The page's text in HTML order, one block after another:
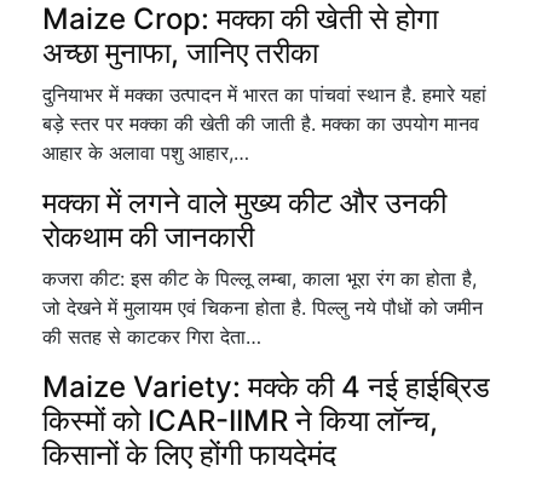
Maize Crop: मक्का की खेती से होगा
अच्छा मुनाफा, जानिए तरीका
दुनियाभर में मक्का उत्पादन में भारत का पांचवां स्थान है. हमारे यहां
बड़े स्तर पर मक्का की खेती की जाती है. मक्का का उपयोग मानव
आहार के अलावा पशु आहार,…
मक्का में लगने वाले मुख्य कीट और उनकी
रोकथाम की जानकारी
कजरा कीट: इस कीट के पिल्लू लम्बा, काला भूरा रंग का होता है,
जो देखने में मुलायम एवं चिकना होता है. पिल्लु नये पौधों को जमीन
की सतह से काटकर गिरा देता…
Maize Variety: मक्के की 4 नई हाईब्रिड
किस्मों को ICAR-IIMR ने किया लॉन्च,
किसानों के लिए होंगी फायदेमंद